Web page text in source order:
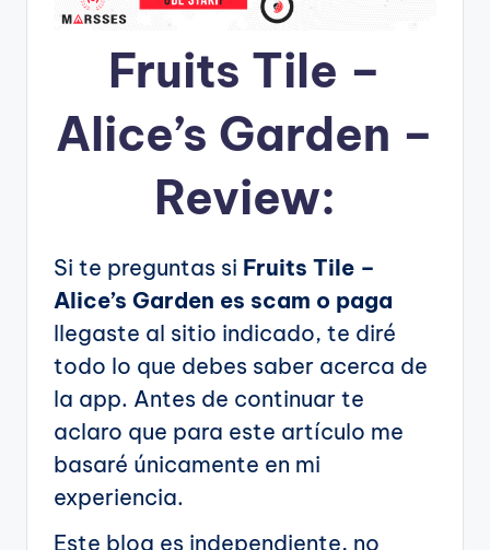
Fruits Tile –
Alice’s Garden –
Review:
Si te preguntas si Fruits Tile –
Alice’s Garden es scam o paga
llegaste al sitio indicado, te diré
todo lo que debes saber acerca de
la app. Antes de continuar te
aclaro que para este artículo me
basaré únicamente en mi
experiencia.
Este blog es independiente, no